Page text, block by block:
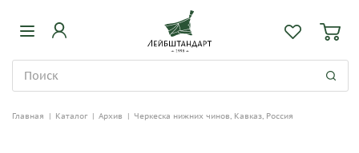
Главная | Каталог | Архив | Черкеска нижних чинов, Кавказ, Россия